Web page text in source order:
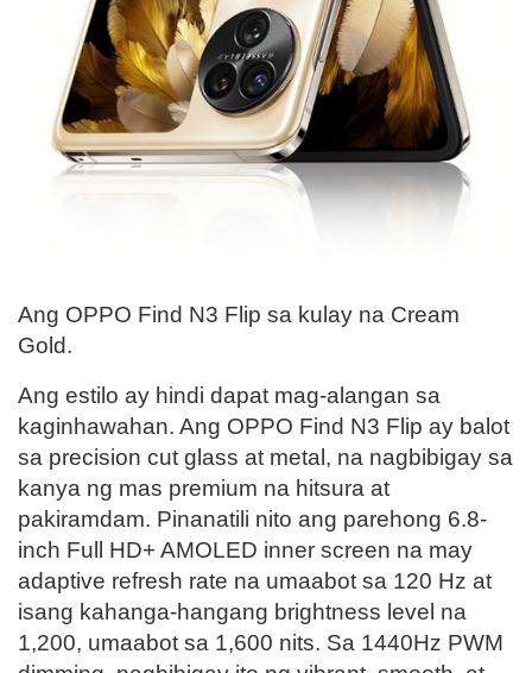
Ang OPPO Find N3 Flip sa kulay na Cream
Gold.
Ang estilo ay hindi dapat mag-alangan sa
kaginhawahan. Ang OPPO Find N3 Flip ay balot
sa precision cut glass at metal, na nagbibigay sa
kanya ng mas premium na hitsura at
pakiramdam. Pinanatili nito ang parehong 6.8-
inch Full HD+ AMOLED inner screen na may
adaptive refresh rate na umaabot sa 120 Hz at
isang kahanga-hangang brightness level na
1,200, umaabot sa 1,600 nits. Sa 1440Hz PWM